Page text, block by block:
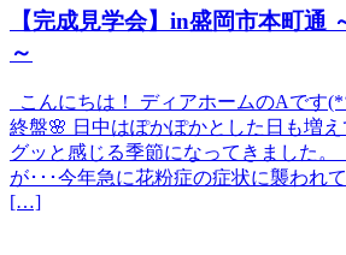
【完成見学会】in盛岡市本町通
～
こんにちは！ ディアホームのAです
終盤🌸 日中はぽかぽかとした日も増
グッと感じる季節になってきました
が･･･今年急に花粉症の症状に襲われ
[…]